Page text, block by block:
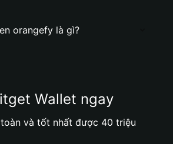
orangefy là gì?
Wallet ngay
và tốt nhất được 40 triệu